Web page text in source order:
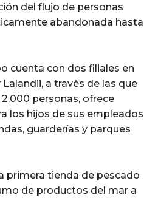
del flujo de personas
abandonada hasta
cuenta con dos filiales en
a través de las que
personas, ofrece
los hijos de sus empleados
guarderías y parques
primera tienda de pescado
de productos del mar a